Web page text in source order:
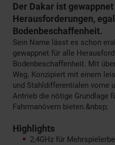
Der Dakar ist
Herausforderungen,
Bodenbeschaffenheit.
Sein Name lässt es schon
gewappnet für alle
Bodenbeschaffenheit. Mit
Weg. Konzipiert mit einem
und Stahldifferentialen vorne
Antrieb die nötige Grundlage
Fahrmanövern bieten.&nbsp;
Highlights
2,4GHz für